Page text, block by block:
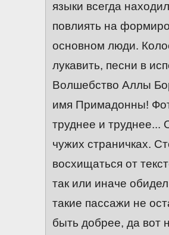
языки всегда
повлиять на
основном люди.
лукавить, песни в
Волшебство Аллы
имя Примадонны!
труднее и труднее...
чужих страничках.
восхищаться от
так или иначе
такие пассажи не
быть добрее, да вот